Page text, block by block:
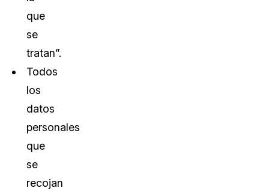
que
se
tratan”.
Todos
los
datos
personales
que
se
recojan